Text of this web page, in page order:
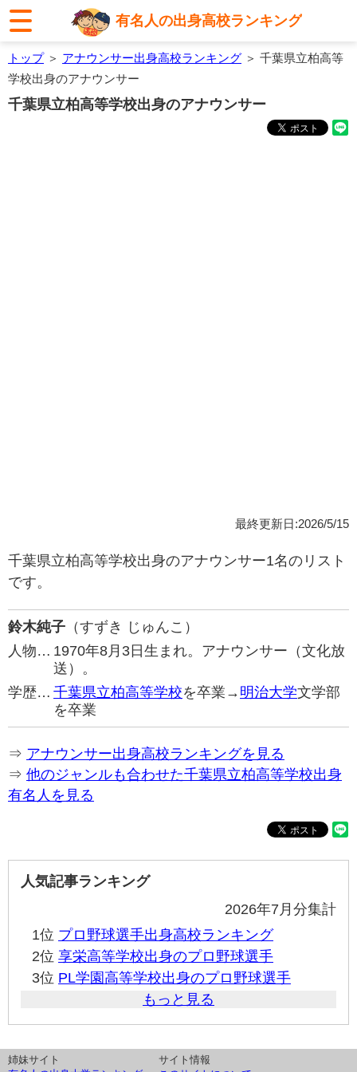
有名人の出身高校ランキング
トップ＞ アナウンサー出身高校ランキング ＞ 千葉県立柏高等
学校出身のアナウンサー
千葉県立柏高等学校出身のアナウンサー
最終更新日:2026/5/15
千葉県立柏高等学校出身のアナウンサー1名のリスト
です。
鈴木純子 （すずき じゅんこ）
人物… 1970年8月3日生まれ。アナウンサー（文化放
送）。
学歴… 千葉県立柏高等学校を卒業→ 明治大学文学部
を卒業
⇒ アナウンサー出身高校ランキングを見る
⇒ 他のジャンルも合わせた千葉県立柏高等学校出身
有名人を見る
人気記事ランキング
2026年7月分集計
1位 プロ野球選手出身高校ランキング
2位 享栄高等学校出身のプロ野球選手
3位 PL学園高等学校出身のプロ野球選手
もっと見る
姉妹サイト
サイト情報